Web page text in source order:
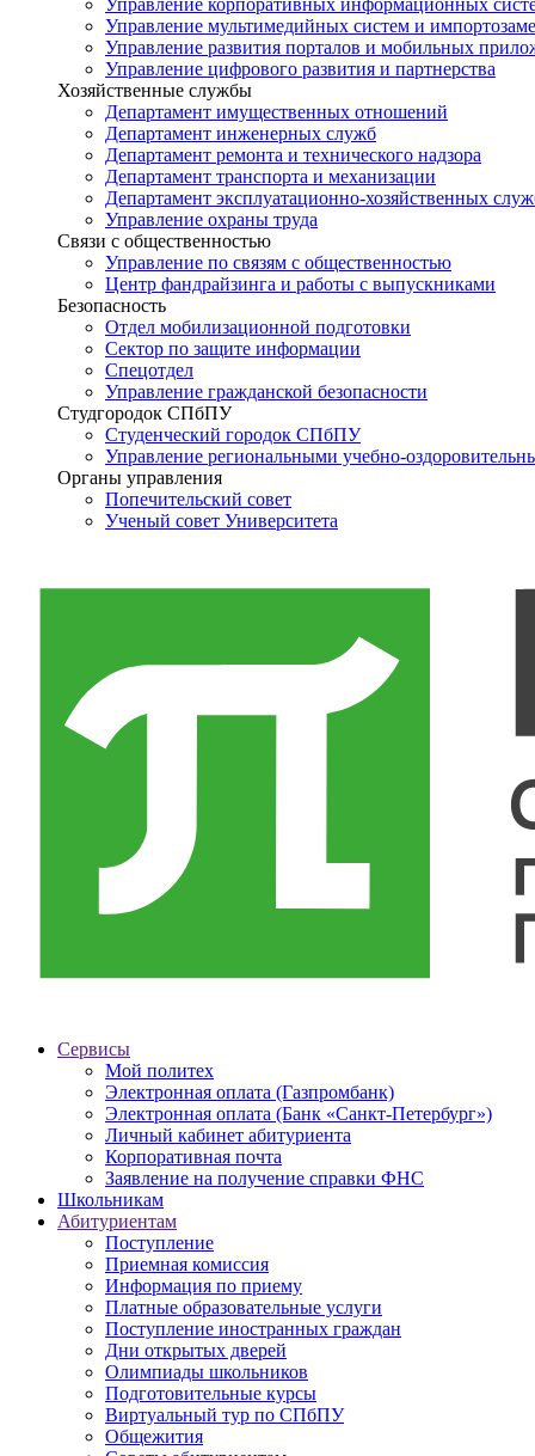
Управление мультимедийных систем и
Управление развития порталов и мобильных
Управление цифрового развития и партнерства
Хозяйственные службы
Департамент имущественных отношений
Департамент инженерных служб
Департамент ремонта и технического надзора
Департамент транспорта и механизации
Департамент эксплуатационно-хозяйственных
Управление охраны труда
Связи с общественностью
Управление по связям с общественностью
Центр фандрайзинга и работы с выпускниками
Безопасность
Отдел мобилизационной подготовки
Сектор по защите информации
Спецотдел
Управление гражданской безопасности
Студгородок СПбПУ
Студенческий городок СПбПУ
Управление региональными учебно-
Органы управления
Попечительский совет
Ученый совет Университета
Сервисы
Мой политех
Электронная оплата (Газпромбанк)
Электронная оплата (Банк «Санкт-Петербург»)
Личный кабинет абитуриента
Корпоративная почта
Заявление на получение справки ФНС
Школьникам
Абитуриентам
Поступление
Приемная комиссия
Информация по приему
Платные образовательные услуги
Поступление иностранных граждан
Дни открытых дверей
Олимпиады школьников
Подготовительные курсы
Виртуальный тур по СПбПУ
Общежития